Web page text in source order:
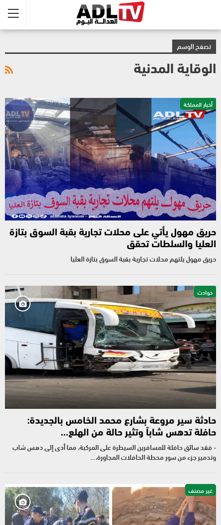
تصفح الوسم
الوقاية المدنية
أخبار المملكة
حريق مهول يأتي على محلات تجارية بقبة السوق بتازة
العليا والسلطات تحقق
حريق مهول يلتهم محلات تجارية بقبة السوق بتازة العليا
حوادث
حادثة سير مروعة بشارع محمد الخامس بالجديدة:
حافلة تدهس شاباً وتثير حالة من الهلع…
- فقد سائق حافلة للمسافرين السيطرة على المركبة، مما أدى إلى دهس شاب
وتدمير جزء من سور محطة الحافلات المجاورة،…
غير مصنف